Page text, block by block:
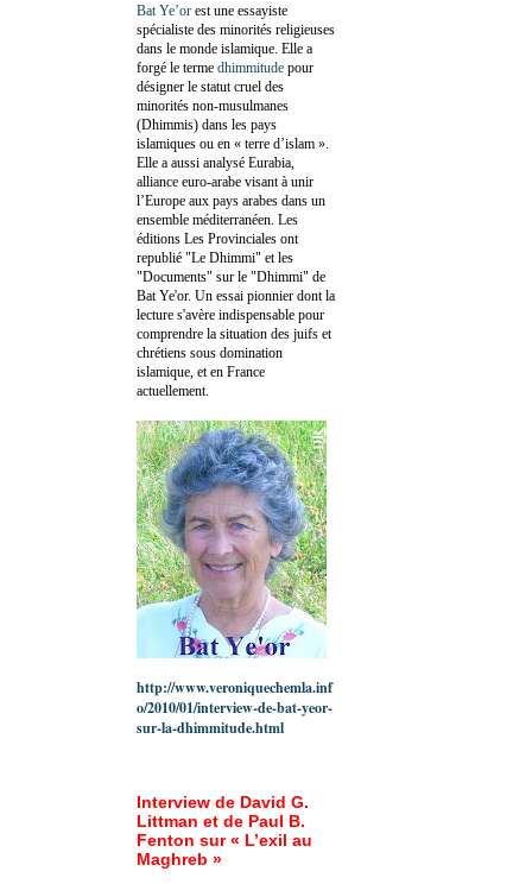
Bat Ye’or est une essayiste
spécialiste des minorités religieuses
dans le monde islamique. Elle a
forgé le terme dhimmitude pour
désigner le statut cruel des
minorités non-musulmanes
(Dhimmis) dans les pays
islamiques ou en « terre d’islam ».
Elle a aussi analysé Eurabia,
alliance euro-arabe visant à unir
l’Europe aux pays arabes dans un
ensemble méditerranéen. Les
éditions Les Provinciales ont
republié "Le Dhimmi" et les
"Documents" sur le "Dhimmi" de
Bat Ye'or. Un essai pionnier dont la
lecture s'avère indispensable pour
comprendre la situation des juifs et
chrétiens sous domination
islamique, et en France
actuellement.
http://www.veroniquechemla.inf
o/2010/01/interview-de-bat-yeor-
sur-la-dhimmitude.html
Interview de David G.
Littman et de Paul B.
Fenton sur « L’exil au
Maghreb »